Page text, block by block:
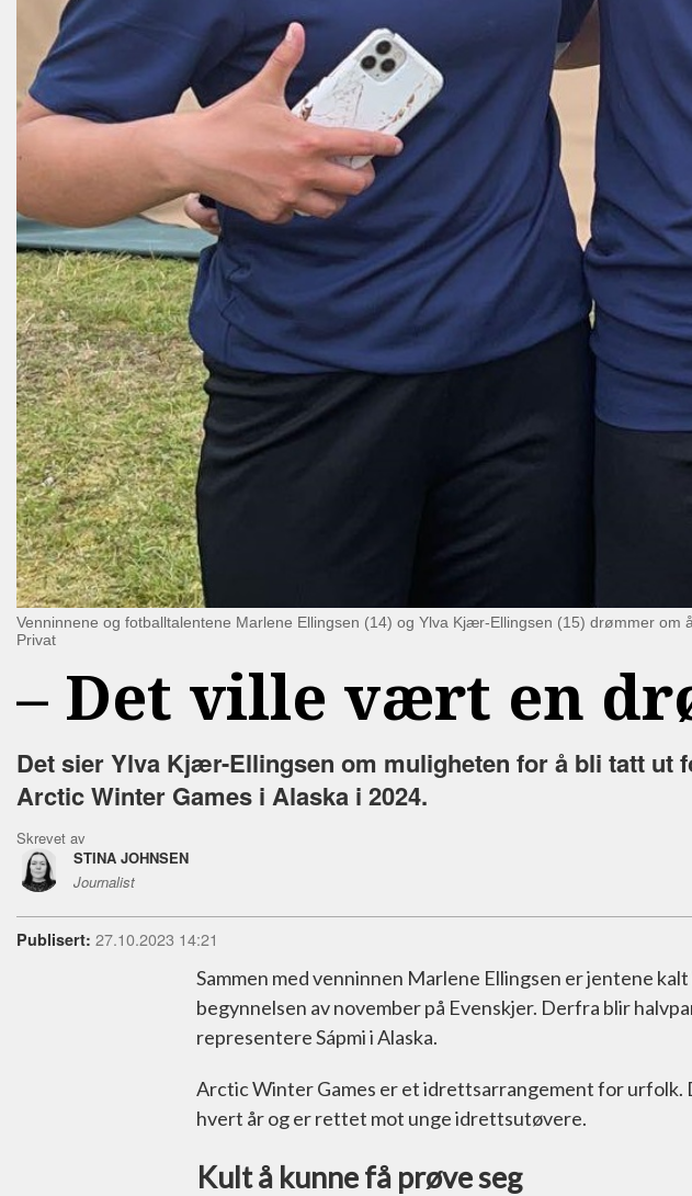
Venninnene og fotballtalentene Marlene Ellingsen (14) og Ylva Kjær-Ellingsen (15) drømmer om
Privat
–⁠ Det ville vært en
Det sier Ylva Kjær-Ellingsen om muligheten for å bli tatt ut
Arctic Winter Games i Alaska i 2024.
Skrevet av
STINA JOHNSEN
Journalist
Publisert: 27.10.2023 14:21
Sammen med venninnen Marlene Ellingsen er jentene
begynnelsen av november på Evenskjer. Derfra blir
representere Sápmi i Alaska.
Arctic Winter Games er et idrettsarrangement for urfolk.
hvert år og er rettet mot unge idrettsutøvere.
Kult å kunne få prøve seg